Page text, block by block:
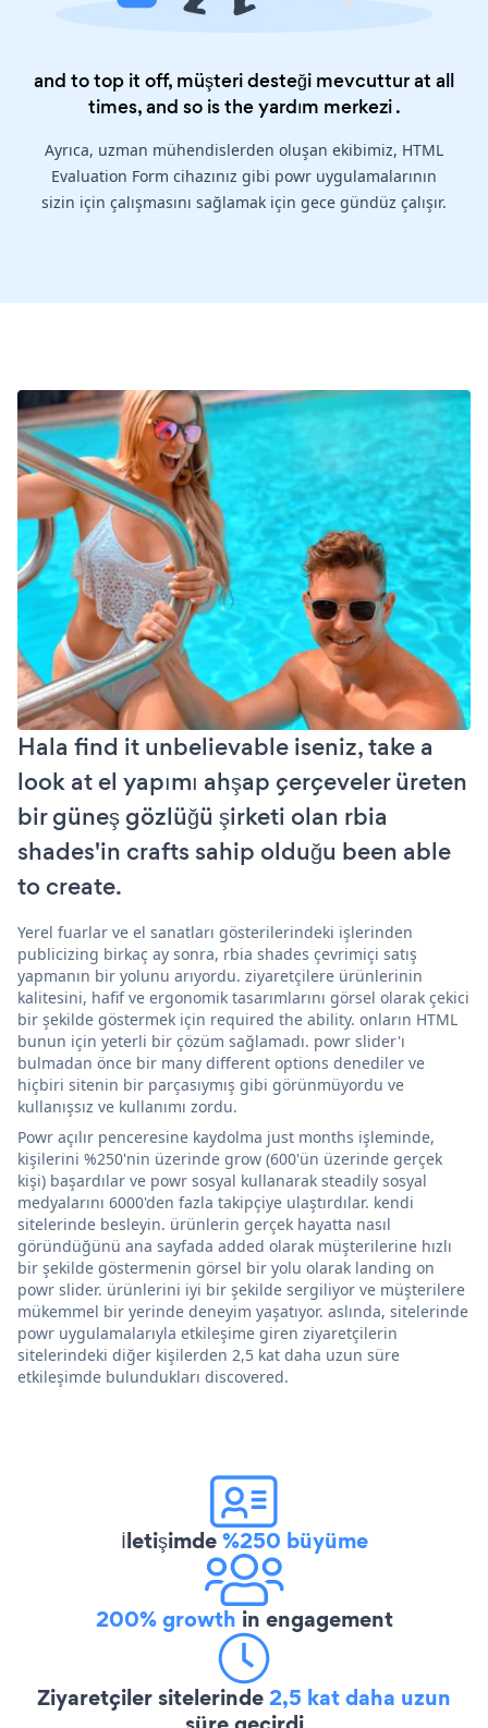
and to top it off, müşteri desteği mevcuttur at all
times, and so is theyardım merkezi.
Ayrıca, uzman mühendislerden oluşan ekibimiz, HTML
Evaluation Form cihazınız gibi powr uygulamalarının
sizin için çalışmasını sağlamak için gece gündüz çalışır.
Hala find it unbelievable iseniz, take a
look at el yapımı ahşap çerçeveler üreten
bir güneş gözlüğü şirketi olan rbia
shades'in crafts sahip olduğu been able
to create.
Yerel fuarlar ve el sanatları gösterilerindeki işlerinden
publicizing birkaç ay sonra, rbia shades çevrimiçi satış
yapmanın bir yolunu arıyordu. ziyaretçilere ürünlerinin
kalitesini, hafif ve ergonomik tasarımlarını görsel olarak çekici
bir şekilde göstermek için required the ability. onların HTML
bunun için yeterli bir çözüm sağlamadı. powr slider'ı
bulmadan önce bir many different options denediler ve
hiçbiri sitenin bir parçasıymış gibi görünmüyordu ve
kullanışsız ve kullanımı zordu.
Powr açılır penceresine kaydolma just months işleminde,
kişilerini %250'nin üzerinde grow (600'ün üzerinde gerçek
kişi) başardılar ve powr sosyal kullanarak steadily sosyal
medyalarını 6000'den fazla takipçiye ulaştırdılar. kendi
sitelerinde besleyin. ürünlerin gerçek hayatta nasıl
göründüğünü ana sayfada added olarak müşterilerine hızlı
bir şekilde göstermenin görsel bir yolu olarak landing on
powr slider. ürünlerini iyi bir şekilde sergiliyor ve müşterilere
mükemmel bir yerinde deneyim yaşatıyor. aslında, sitelerinde
powr uygulamalarıyla etkileşime giren ziyaretçilerin
sitelerindeki diğer kişilerden 2,5 kat daha uzun süre
etkileşimde bulundukları discovered.
İletişimde%250 büyüme
200% growth in engagement
Ziyaretçiler sitelerinde2,5 kat daha uzun